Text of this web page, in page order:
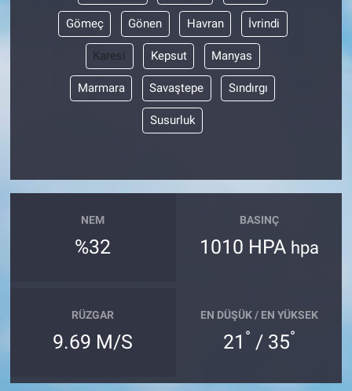
Gömeç Gönen Havran İvrindi
Karesi Kepsut Manyas
Marmara Savaştepe Sındırgı
Susurluk
NEM
%32
BASINÇ
1010 HPA hpa
RÜZGAR
9.69 M/S
EN DÜŞÜK / EN YÜKSEK
21 ° / 35°